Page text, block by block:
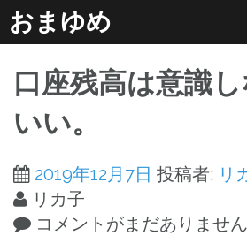
コ
ン
ツ
ス
キ
ッ
プ
おまゆめ
口座残高は意識
いい。
2019年12月7日 投稿者: リ
リカ子
コメントがまだありません